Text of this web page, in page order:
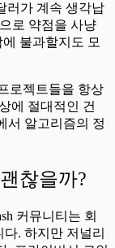
러가 계속 생각납
로 약점을 사냥
불과할지도 모
로젝트들을 항상
에 절대적인 건
서 알고리즘의 정
찮을까?
커뮤니티는 회
. 하지만 저널리